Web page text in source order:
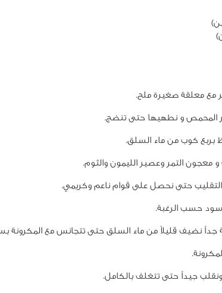
مع معلقة صغيرة ملح.
المحمص و نطهيها حتى تنضج.
بربع كوب من ماء السلق.
معجون التمر وعصير الليمون والثوم.
التقليب حتى نحصل على قوام ناعم وكريمي.
حسب الرغبة.
جداً نضيف قليلاً من ماء السلق حتى تتجانس مع المكرونة
جيداً حتى تتغلف بالكامل.